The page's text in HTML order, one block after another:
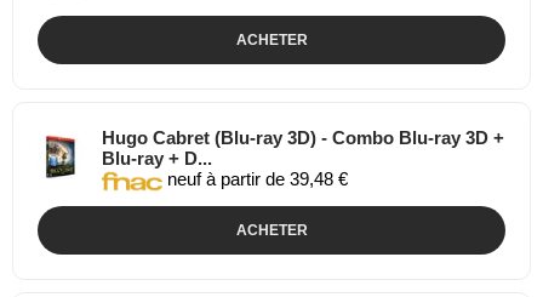
ACHETER
Hugo Cabret (Blu-ray 3D) - Combo Blu-ray 3D +
Blu-ray + D...
neuf à partir de 39,48 €
ACHETER